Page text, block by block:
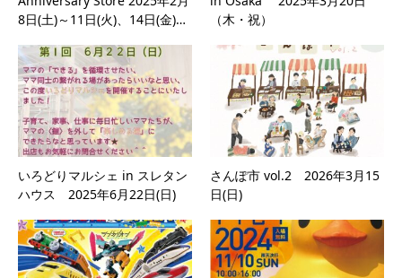
8日(土)～11日(火)、14日(金)…
（木・祝）
いろどりマルシェ in スレタン
ハウス 2025年6月22日(日)
さんぽ市 vol.2 2026年3月15
日(日)